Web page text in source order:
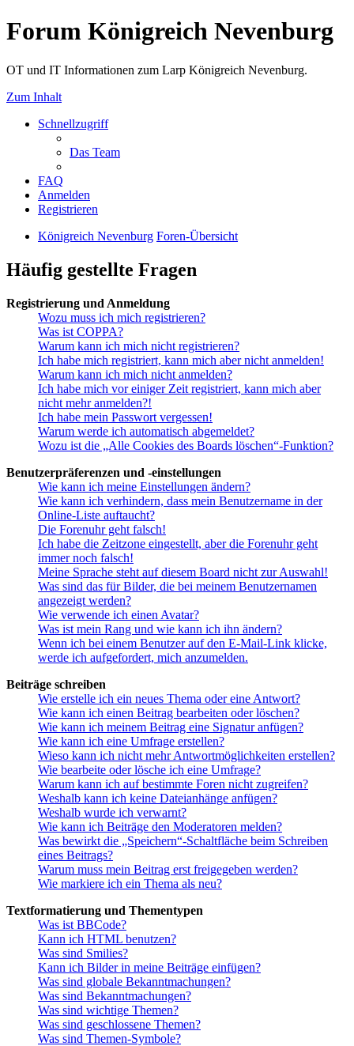
Forum Königreich Nevenburg
OT und IT Informationen zum Larp Königreich Nevenburg.
Zum Inhalt
Schnellzugriff
Das Team
FAQ
Anmelden
Registrieren
Königreich Nevenburg Foren-Übersicht
Häufig gestellte Fragen
Registrierung und Anmeldung
Wozu muss ich mich registrieren?
Was ist COPPA?
Warum kann ich mich nicht registrieren?
Ich habe mich registriert, kann mich aber nicht anmelden!
Warum kann ich mich nicht anmelden?
Ich habe mich vor einiger Zeit registriert, kann mich aber
nicht mehr anmelden?!
Ich habe mein Passwort vergessen!
Warum werde ich automatisch abgemeldet?
Wozu ist die „Alle Cookies des Boards löschen“-Funktion?
Benutzerpräferenzen und -einstellungen
Wie kann ich meine Einstellungen ändern?
Wie kann ich verhindern, dass mein Benutzername in der
Online-Liste auftaucht?
Die Forenuhr geht falsch!
Ich habe die Zeitzone eingestellt, aber die Forenuhr geht
immer noch falsch!
Meine Sprache steht auf diesem Board nicht zur Auswahl!
Was sind das für Bilder, die bei meinem Benutzernamen
angezeigt werden?
Wie verwende ich einen Avatar?
Was ist mein Rang und wie kann ich ihn ändern?
Wenn ich bei einem Benutzer auf den E-Mail-Link klicke,
werde ich aufgefordert, mich anzumelden.
Beiträge schreiben
Wie erstelle ich ein neues Thema oder eine Antwort?
Wie kann ich einen Beitrag bearbeiten oder löschen?
Wie kann ich meinem Beitrag eine Signatur anfügen?
Wie kann ich eine Umfrage erstellen?
Wieso kann ich nicht mehr Antwortmöglichkeiten erstellen?
Wie bearbeite oder lösche ich eine Umfrage?
Warum kann ich auf bestimmte Foren nicht zugreifen?
Weshalb kann ich keine Dateianhänge anfügen?
Weshalb wurde ich verwarnt?
Wie kann ich Beiträge den Moderatoren melden?
Was bewirkt die „Speichern“-Schaltfläche beim Schreiben
eines Beitrags?
Warum muss mein Beitrag erst freigegeben werden?
Wie markiere ich ein Thema als neu?
Textformatierung und Thementypen
Was ist BBCode?
Kann ich HTML benutzen?
Was sind Smilies?
Kann ich Bilder in meine Beiträge einfügen?
Was sind globale Bekanntmachungen?
Was sind Bekanntmachungen?
Was sind wichtige Themen?
Was sind geschlossene Themen?
Was sind Themen-Symbole?